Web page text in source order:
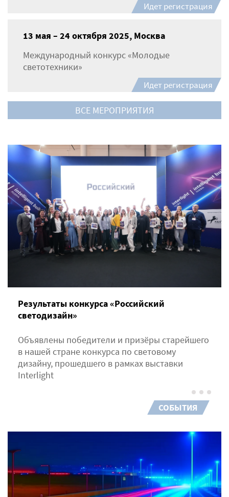
Результаты конкурса «Российский
светодизайн»
Объявлены победители и призёры старейшего
в нашей стране конкурса по световому
дизайну, прошедшего в рамках выставки
Interlight
СОБЫТИЯ
Идет регистрация
13 мая – 24 октября 2025, Москва
Международный конкурс «Молодые
светотехники»
Идет регистрация
ВСЕ МЕРОПРИЯТИЯ